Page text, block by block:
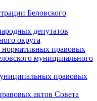
Беловского
депутатов
округа
нормативных правовых
муниципального
правовых
актов Совета